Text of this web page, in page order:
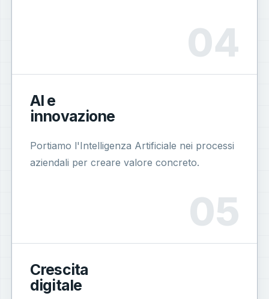
AI e
innovazione
Portiamo l'Intelligenza Artificiale nei processi
aziendali per creare valore concreto.
Crescita
digitale